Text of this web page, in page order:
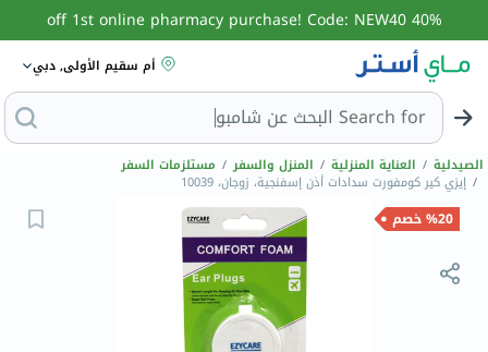
40% off 1st online pharmacy purchase! Code: NEW40
أم سقيم الأولى, دبي
Search for البحث عن شا
الصيدلية / العناية المنزلية / المنزل والسفر / مستلزمات السفر
/ إيزي كير كومفورت سدادات أذن إسفنجية، زوجان، 10039
%20 خصم